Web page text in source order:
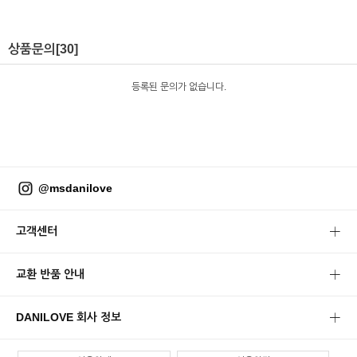
상품문의 [30]
등록된 문의가 없습니다.
@msdanilove
고객센터
교환 반품 안내
DANILOVE 회사 정보